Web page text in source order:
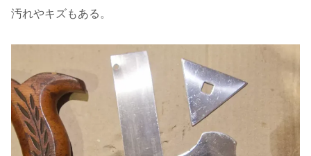
汚れやキズもある。